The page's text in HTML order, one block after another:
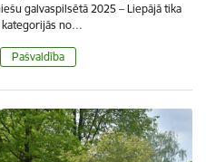
galvaspilsētā 2025 – Liepājā tika
no…
Pašvaldība